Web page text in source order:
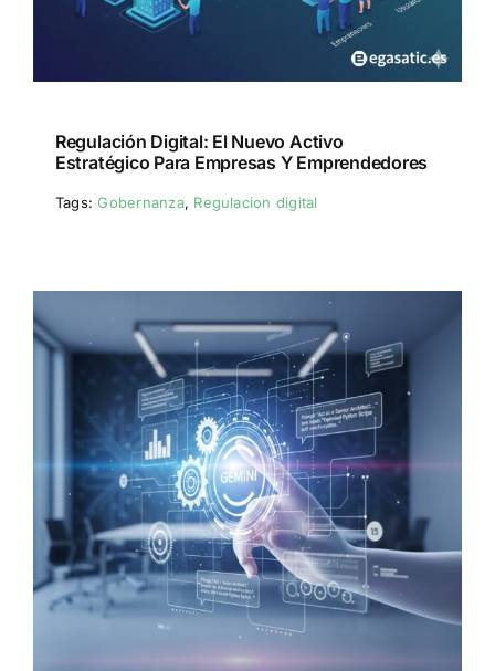
Regulación Digital: El Nuevo Activo
Estratégico Para Empresas Y Emprendedores
Tags:Gobernanza, Regulacion digital